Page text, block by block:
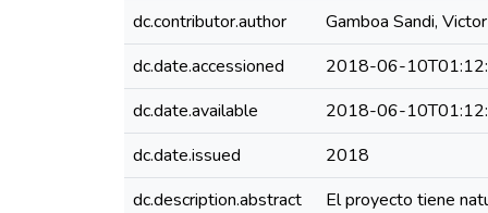
dc.contributor.author
Gamboa Sandi,
dc.date.accessioned
2018-06-
dc.date.available
2018-06-
dc.date.issued
2018
dc.description.abstract
El proyecto tiene